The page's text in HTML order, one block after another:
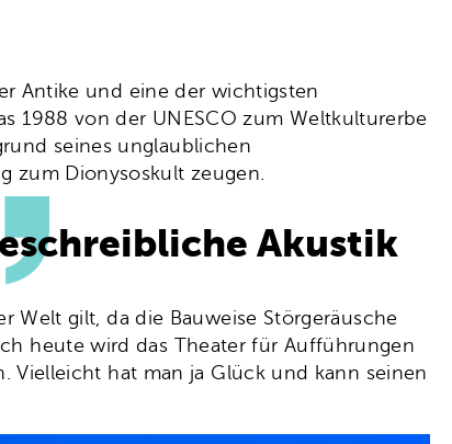
Antike und eine der wichtigsten
1988 von der UNESCO zum Weltkulturerbe
seines unglaublichen
zum Dionysoskult zeugen.
Akustik
Welt gilt, da die Bauweise Störgeräusche
heute wird das Theater für Aufführungen
Vielleicht hat man ja Glück und kann seinen